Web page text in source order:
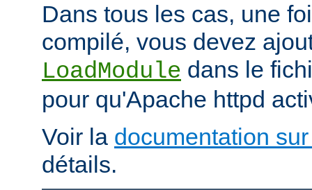
Dans tous les cas, une
compilé, vous devez
LoadModule dans le
pour qu'Apache httpd
Voir la documentation
détails.